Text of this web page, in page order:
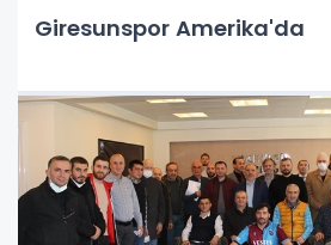
Giresunspor Amerika'da